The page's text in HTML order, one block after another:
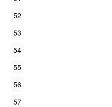
52
53
54
55
56
57